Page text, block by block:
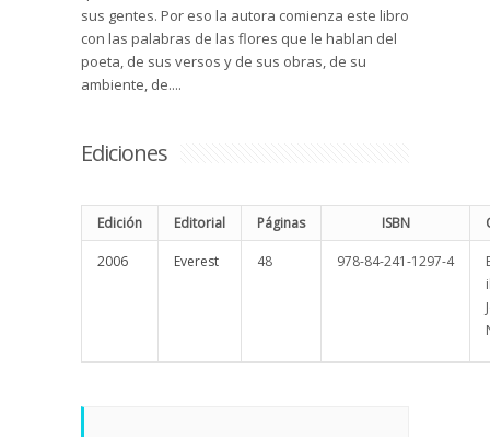
sus gentes. Por eso la autora comienza este libro
con las palabras de las flores que le hablan del
poeta, de sus versos y de sus obras, de su
ambiente, de....
Ediciones
Edición Editorial Páginas ISBN
2006 Everest 48 978-84-241-1297-4